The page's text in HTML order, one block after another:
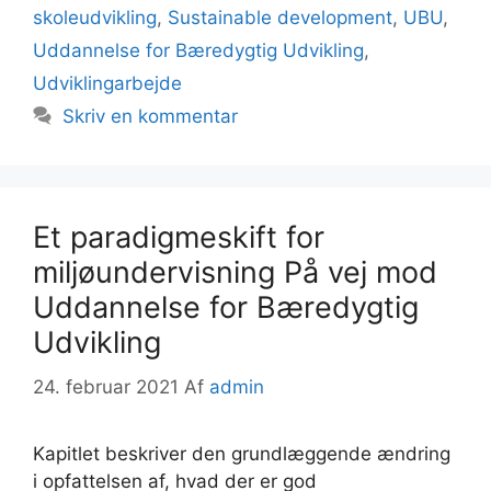
skoleudvikling, Sustainable development, UBU,
Uddannelse for Bæredygtig Udvikling,
Udviklingarbejde
Skriv en kommentar
Et paradigmeskift for
miljøundervisning På vej mod
Uddannelse for Bæredygtig
Udvikling
24. februar 2021 Af admin
Kapitlet beskriver den grundlæggende ændring
i opfattelsen af, hvad der er god